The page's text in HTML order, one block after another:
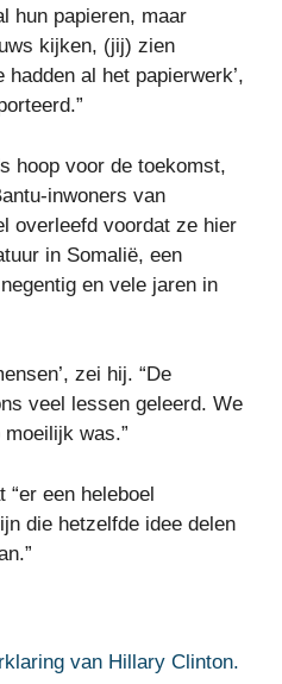
hun papieren, maar
kijken, (jij) zien
hadden al het papierwerk’,
hoop voor de toekomst,
inwoners van
overleefd voordat ze hier
in Somalië, een
en vele jaren in
zei hij. “De
veel lessen geleerd. We
was.”
een heleboel
die hetzelfde idee delen
van Hillary Clinton.